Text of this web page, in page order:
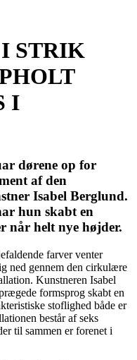
STRIK
I
dørene op for
af den
Isabel Berglund.
hun skabt en
når helt nye højder.
farver venter
ned gennem den cirkulære
Kunstneren Isabel
formsprog skabt en
stoflighed både er
består af seks
til sammen er forenet i